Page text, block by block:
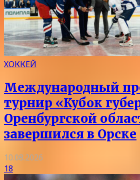
ХОККЕЙ
Международный
турнир «Кубок
Оренбургской
завершился в Орске
10.08.2026
18